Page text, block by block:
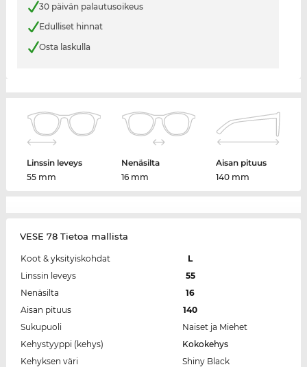
30 päivän palautusoikeus
Edulliset hinnat
Osta laskulla
Linssin leveys
55 mm
Nenäsilta
16 mm
Aisan pituus
140 mm
VESE 78 Tietoa mallista
Koot & yksityiskohdat
L
Linssin leveys
55
Nenäsilta
16
Aisan pituus
140
Sukupuoli
Naiset ja Miehet
Kehystyyppi (kehys)
Kokokehys
Kehyksen väri
Shiny Black